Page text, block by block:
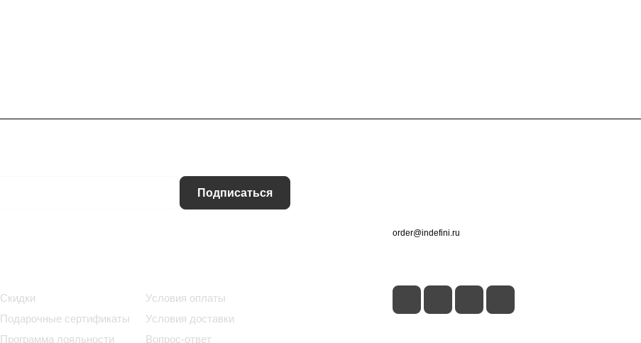
Подписаться
Скидки
Подарочные сертификаты
Программа лояльности
Условия оплаты
Условия доставки
Вопрос-ответ
order@indefini.ru